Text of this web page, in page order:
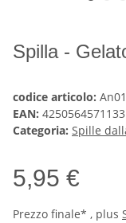
Spilla -
codice articolo:
EAN: 4250564571133
Categoria: Spille
5,95 €
Prezzo finale* , plus